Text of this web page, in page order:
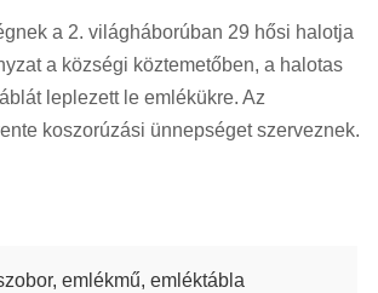
a 2. világháborúban 29 hősi halotja
a községi köztemetőben, a halotas
leplezett le emlékükre. Az
koszorúzási ünnepséget szerveznek.
emlékmű, emléktábla